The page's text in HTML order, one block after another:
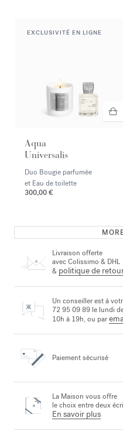
EXCLUSIVITÉ EN LIGNE
Aqua
Universalis
Duo Bougie parfumée
et Eau de toilette
300,00 €
Livraison offerte
avec Colissimo & DHL
& politique de
Un conseiller est à
72 95 09 89 le lundi
10h à 19h, ou par
Paiement sécurisé
La Maison vous offre
le choix entre deux
En savoir plus